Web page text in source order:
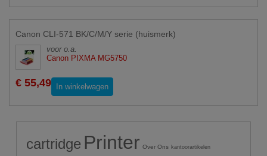
Canon CLI-571 BK/C/M/Y serie (huismerk)
voor o.a.
Canon PIXMA MG5750
€ 55,49 In winkelwagen
cartridge Printer Over Ons kantoorartikelen